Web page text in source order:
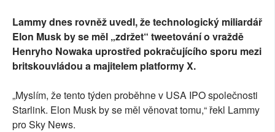
Lammy dnes rovněž uvedl, že technologický miliardář
Elon Musk by se měl „zdržet“ tweetování o vraždě
Henryho Nowaka uprostřed pokračujícího sporu mezi
britskouvládou a majitelem platformy X.
„Myslím, že tento týden proběhne v USA IPO společnosti
Starlink. Elon Musk by se měl věnovat tomu,“ řekl Lammy
pro Sky News.